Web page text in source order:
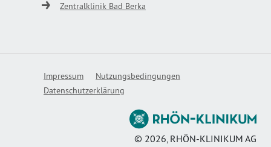
Zentralklinik Bad Berka
Impressum
Nutzungsbedingungen
Datenschutzerklärung
© 2026, RHÖN-KLINIKUM AG